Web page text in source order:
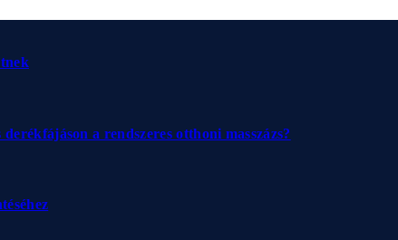
a rendszeres otthoni masszázs?